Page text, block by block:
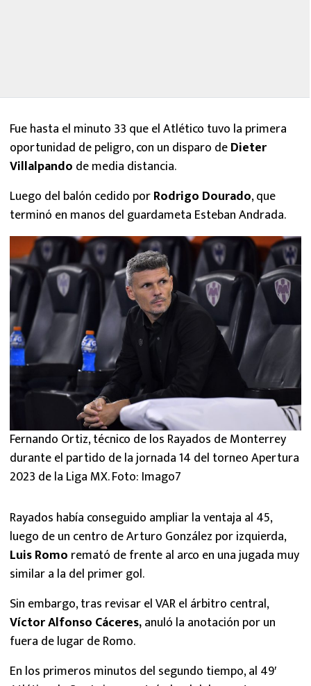
Fue hasta el minuto 33 que el Atlético tuvo la primera
oportunidad de peligro, con un disparo deDieter
Villalpando de media distancia.
Luego del balón cedido porRodrigo Dourado, que
terminó en manos del guardameta Esteban Andrada.
Fernando Ortiz, técnico de los Rayados de Monterrey
durante el partido de la jornada 14 del torneo Apertura
2023 de la Liga MX. Foto: Imago7
Rayados había conseguido ampliar la ventaja al 45,
luego de un centro de Arturo González por izquierda,
Luis Romo remató de frente al arco en una jugada muy
similar a la del primer gol.
Sin embargo, tras revisar el VAR el árbitro central,
Víctor Alfonso Cáceres,anuló la anotación por un
fuera de lugar de Romo.
En los primeros minutos del segundo tiempo, al 49′